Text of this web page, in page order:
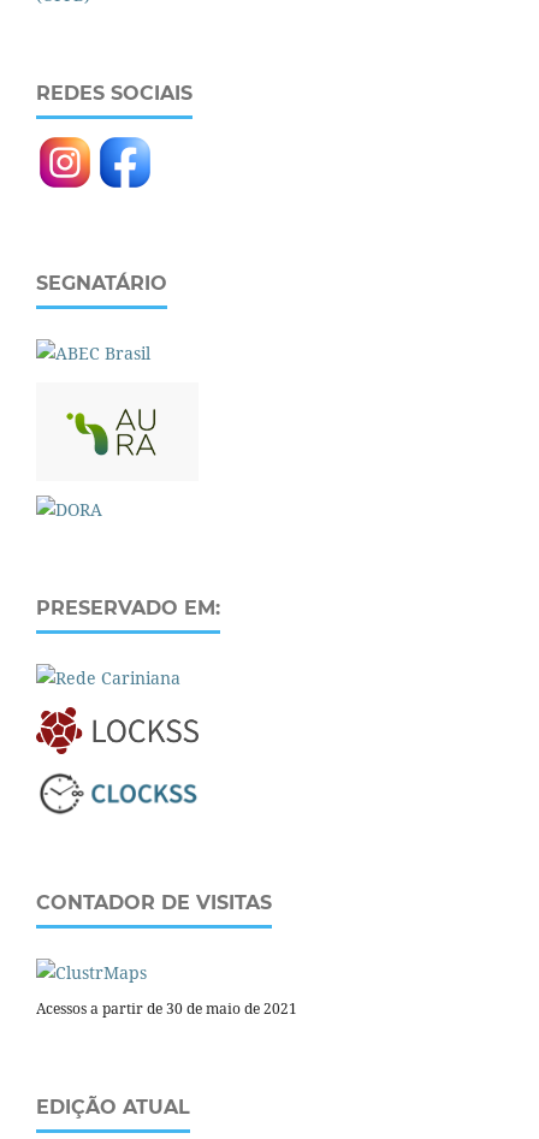
REDES SOCIAIS
SEGNATÁRIO
PRESERVADO EM:
CONTADOR DE VISITAS
Acessos a partir de 30 de maio de 2021
EDIÇÃO ATUAL